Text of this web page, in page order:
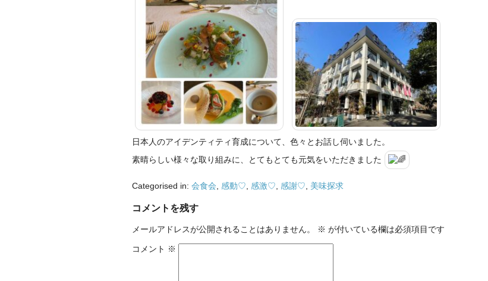
日本人のアイデンティティ育成について、色々とお話し伺いました。
素晴らしい様々な取り組みに、とてもとても元気をいただきました
Categorised in: 会食会 感動♡ 感激♡ 感謝♡ 美味探求
コメントを残す
メールアドレスが公開されることはありません。 ※ が付いている欄は必須項目です
コメント ※